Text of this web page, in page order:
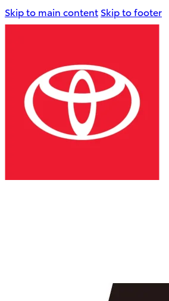
Skip to main content Skip to footer